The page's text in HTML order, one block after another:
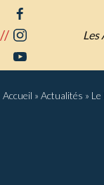
//
facebook
instagram
youtube
Les
Accueil »Actualités » Le